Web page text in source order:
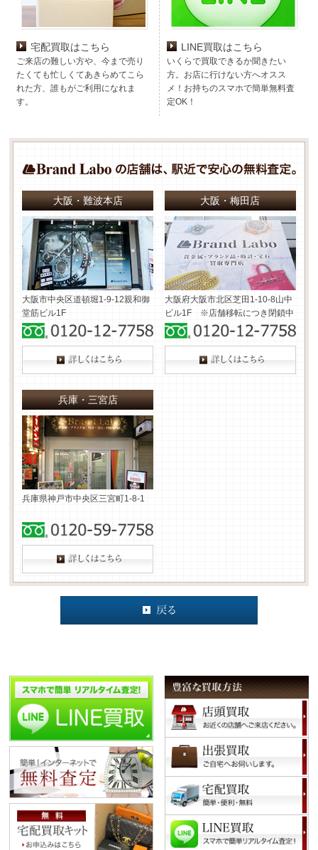
宅配買取はこちら
ご来店の難しい方や、今まで売り
たくても忙しくてあきらめてこら
れた方、誰もがご利用になれま
す。
LINE買取はこちら
いくらで買取できるか聞きたい
方。お店に行けない方へオスス
メ！お持ちのスマホで簡単無料査
定OK！
大阪・難波本店
大阪市中央区道頓堀1-9-12親和御
堂筋ビル1F
大阪・梅田店
大阪府大阪市北区芝田1-10-8山中
ビル1F ※店舗移転につき閉鎖中
兵庫・三宮店
兵庫県神戸市中央区三宮町1-8-1